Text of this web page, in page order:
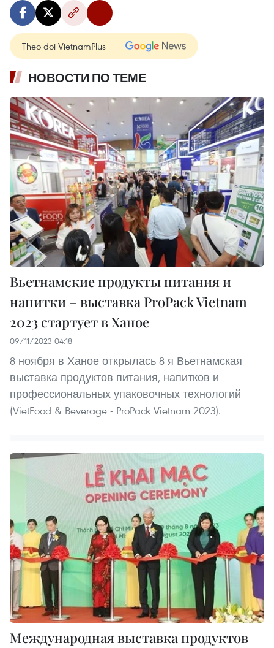
Theo dõi VietnamPlus
НОВОСТИ ПО ТЕМЕ
Вьетнамские продукты питания и
напитки – выставка ProPack Vietnam
2023 стартует в Ханое
09/11/2023 04:18
8 ноября в Ханое открылась 8-я Вьетнамская
выставка продуктов питания, напитков и
профессиональных упаковочных технологий
(VietFood & Beverage - ProPack Vietnam 2023).
Международная выставка продуктов